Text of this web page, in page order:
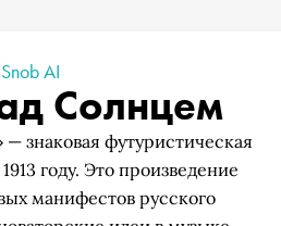
AI
Солнцем
знаковая футуристическая
году. Это произведение
манифестов русского